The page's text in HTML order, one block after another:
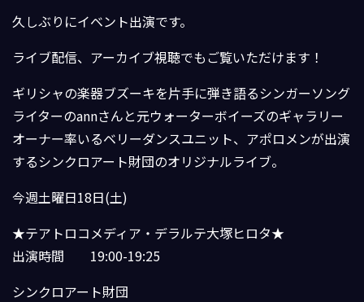
久しぶりにイベント出演です。
ライブ配信、アーカイブ視聴でもご覧いただけます！
ギリシャの楽器ブズーキを片手に弾き語るシンガーソング
ライターのannさんと元ウォーターボイーズのギャラリー
オーナー率いるベリーダンスユニット、アポロメンが出演
するシンクロアート財団のオリジナルライブ。
今週土曜日18日(土)
★テアトロコメディア・デラルテ大塚ヒロタ★
出演時間 19:00-19:25
シンクロアート財団